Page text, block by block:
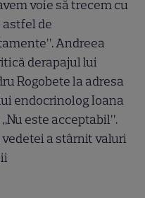
voie să trecem cu
astfel de
Andreea
derapajul lui
Rogobete la adresa
endocrinolog Ioana
este acceptabil”.
a stârnit valuri